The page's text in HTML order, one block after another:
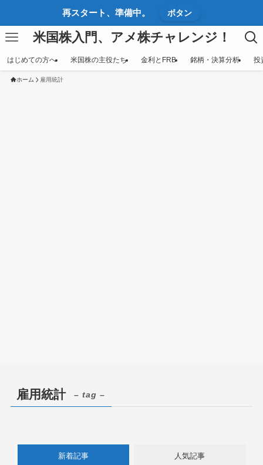
再スタート、準備中。 ボタン
米国株入門、アメ株チャレンジ！
はじめての方へ 米国株の主役たち 金利とFRB 銘柄・決算分析 投
ホーム 雇用統計
雇用統計 – tag –
新着記事 人気記事